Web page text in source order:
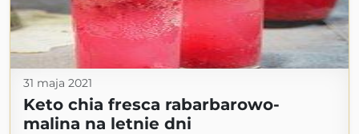
31 maja 2021
Keto chia fresca rabarbarowo-
malina na letnie dni